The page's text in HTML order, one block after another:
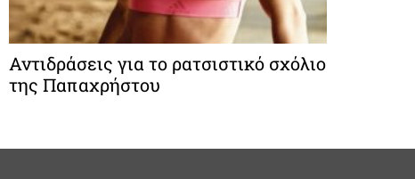
Αντιδράσεις για το ρατσιστικό σχόλιο
της Παπαχρήστου